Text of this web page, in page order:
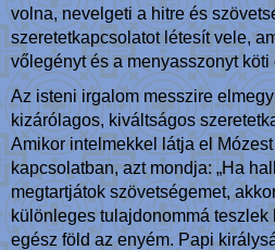
volna, nevelgeti a hitre és
szeretetkapcsolatot létesít vele,
vőlegényt és a menyasszonyt köti
Az isteni irgalom messzire
kizárólagos, kiváltságos
Amikor intelmekkel látja el
kapcsolatban, azt mondja: „Ha
megtartjátok szövetségemet,
különleges tulajdonommá teszlek
egész föld az enyém. Papi